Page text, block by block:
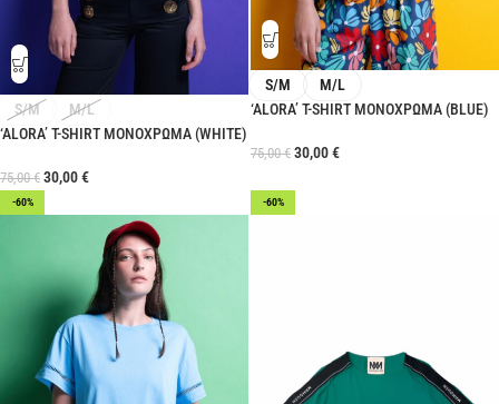
S/M
M/L
‘ALORA’ T-SHIRT ΜΟΝΟΧΡΩΜΑ (WHITE)
75,00€ 30,00€
S/M
M/L
‘ALORA’ T-SHIRT ΜΟΝΟΧΡΩΜΑ (BLUE)
75,00€ 30,00€
-60% -60%